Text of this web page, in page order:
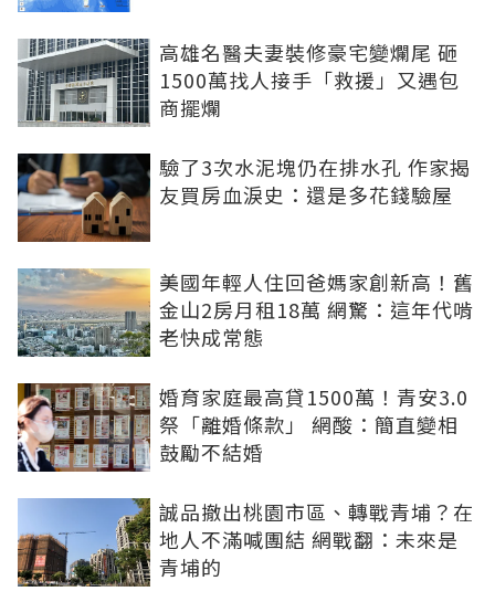
高雄名醫夫妻裝修豪宅變爛尾 砸
1500萬找人接手「救援」又遇包
商擺爛
驗了3次水泥塊仍在排水孔 作家揭
友買房血淚史：還是多花錢驗屋
美國年輕人住回爸媽家創新高！舊
金山2房月租18萬 網驚：這年代啃
老快成常態
婚育家庭最高貸1500萬！青安3.0
祭「離婚條款」 網酸：簡直變相
鼓勵不結婚
誠品撤出桃園市區、轉戰青埔？在
地人不滿喊團結 網戰翻：未來是
青埔的